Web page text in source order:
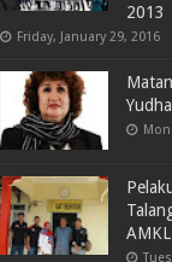
2013
Friday, January 29, 2016